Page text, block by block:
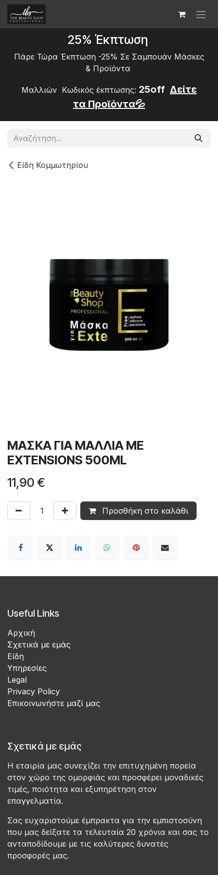
Skip to Content
25% Έκπτωση
Πάρε Τώρα Έκπτωση -25% Σε Σαμπουάν Μάσκες
& Προϊόντα
Μαλλιών Κωδικός έκπτωσης: 25off Δείτε
τα Προϊόντα💦
Είδη Κομμωτηρίου
ΜΑΣΚΑ ΓΙΑ ΜΑΛΛΙΑ ΜΕ
EXTENSIONS 500ML
11,90 €
Προσθήκη στο καλάθι
Useful Links
Αρχική
Σχετικά με εμάς
Είδη
Υπηρεσίες
Legal
Privacy Policy
Επικοινωνήστε μαζί μας
Σχετικά με εμάς
Η εταιρία μας συνεχίζει την επιτυχημένη πορεία
στον χώρο της ομορφιάς και προσφέρει μοναδικές
τιμές, ποιότητα και εξυπηρέτηση στον
επαγγελματία.
Σας ευχαριστούμε έμπρακτα για την εμπιστοσύνη
που μας δείξατε τα τελευταία 20 χρόνια και σας το
ανταποδίδουμε με τις καλύτερες δυνατές
προσφορές μας.